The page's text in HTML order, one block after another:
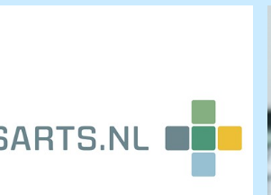
Betrouwbare informatie over ziekte
Hier kunt u veel informatie